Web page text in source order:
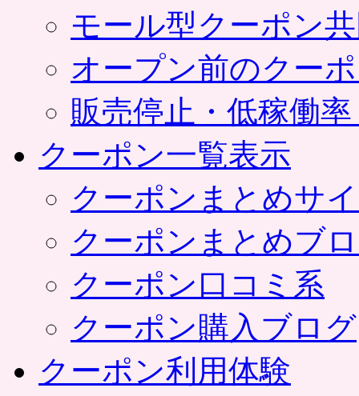
モール型クーポン
オープン前のクー
販売停止・低稼働
クーポン一覧表示
クーポンまとめサ
クーポンまとめブ
クーポン口コミ系
クーポン購入ブログ
クーポン利用体験